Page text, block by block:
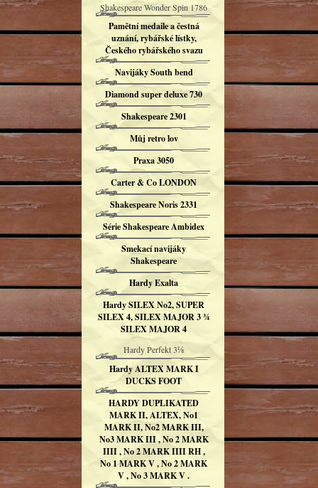
Shakespeare Wonder Spin 1786
Pamětní medaile a čestná
uznání, rybářské lístky,
Českého rybářského svazu
Navijáky South bend
Diamond super deluxe 730
Shakespeare 2301
Můj retro lov
Praxa 3050
Carter & Co LONDON
Shakespeare Noris 2331
Série Shakespeare Ambidex
Smekací navijáky
Shakespeare
Hardy Exalta
Hardy SILEX No2, SUPER
SILEX 4, SILEX MAJOR 3 ¾
SILEX MAJOR 4
Hardy Perfekt 3⅛
Hardy ALTEX MARK I
DUCKS FOOT
HARDY DUPLIKATED
MARK II, ALTEX, No1
MARK II, No2 MARK III,
No3 MARK III , No 2 MARK
IIII , No 2 MARK IIII RH ,
No 1 MARK V , No 2 MARK
V , No 3 MARK V .